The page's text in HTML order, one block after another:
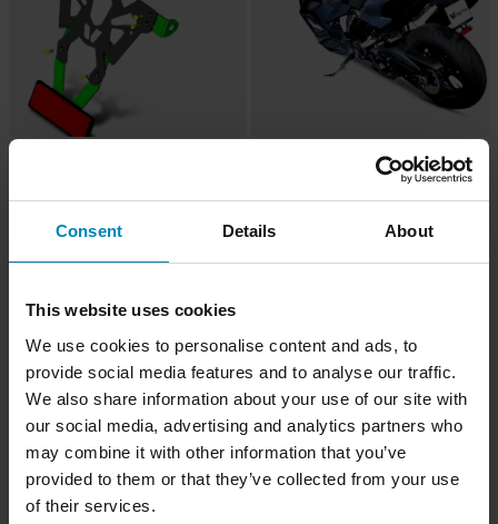
Consent Details About
This website uses cookies
We use cookies to personalise content and ads, to
provide social media features and to analyse our traffic.
We also share information about your use of our site with
our social media, advertising and analytics partners who
may combine it with other information that you’ve
provided to them or that they’ve collected from your use
of their services.
Nummerskiltholder V-Parts Scooter